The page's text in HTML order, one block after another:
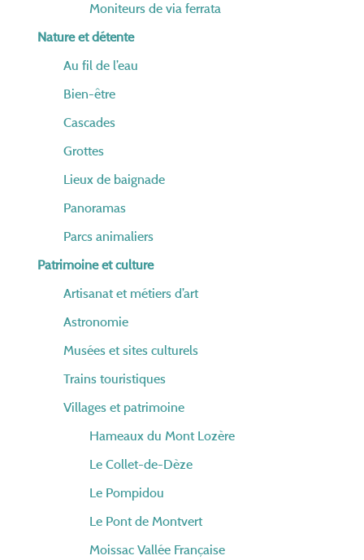
Moniteurs de via ferrata
Nature et détente
Au fil de l’eau
Bien-être
Cascades
Grottes
Lieux de baignade
Panoramas
Parcs animaliers
Patrimoine et culture
Artisanat et métiers d’art
Astronomie
Musées et sites culturels
Trains touristiques
Villages et patrimoine
Hameaux du Mont Lozère
Le Collet-de-Dèze
Le Pompidou
Le Pont de Montvert
Moissac Vallée Française